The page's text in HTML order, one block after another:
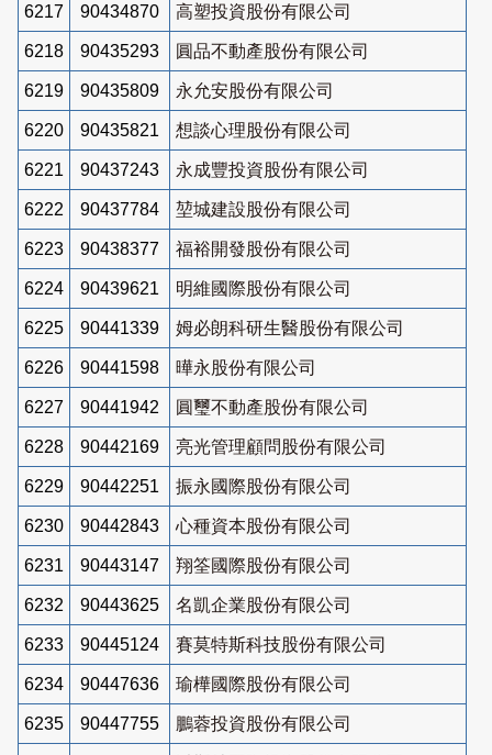
6217 90434870 高塑投資股份有限公司
6218 90435293 圓品不動產股份有限公司
6219 90435809 永允安股份有限公司
6220 90435821 想談心理股份有限公司
6221 90437243 永成豐投資股份有限公司
6222 90437784 堃城建設股份有限公司
6223 90438377 福裕開發股份有限公司
6224 90439621 明維國際股份有限公司
6225 90441339 姆必朗科研生醫股份有限公司
6226 90441598 曄永股份有限公司
6227 90441942 圓璽不動產股份有限公司
6228 90442169 亮光管理顧問股份有限公司
6229 90442251 振永國際股份有限公司
6230 90442843 心種資本股份有限公司
6231 90443147 翔筌國際股份有限公司
6232 90443625 名凱企業股份有限公司
6233 90445124 賽莫特斯科技股份有限公司
6234 90447636 瑜樺國際股份有限公司
6235 90447755 鵬蓉投資股份有限公司